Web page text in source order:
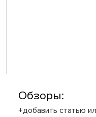
Обзоры:
+добавить статью